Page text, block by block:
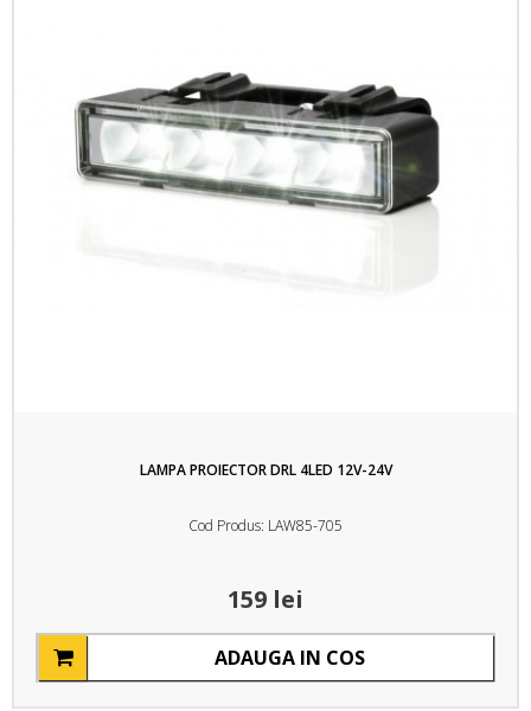
LAMPA PROIECTOR DRL 4LED 12V-24V
Cod Produs: LAW85-705
159 lei
ADAUGA IN COS